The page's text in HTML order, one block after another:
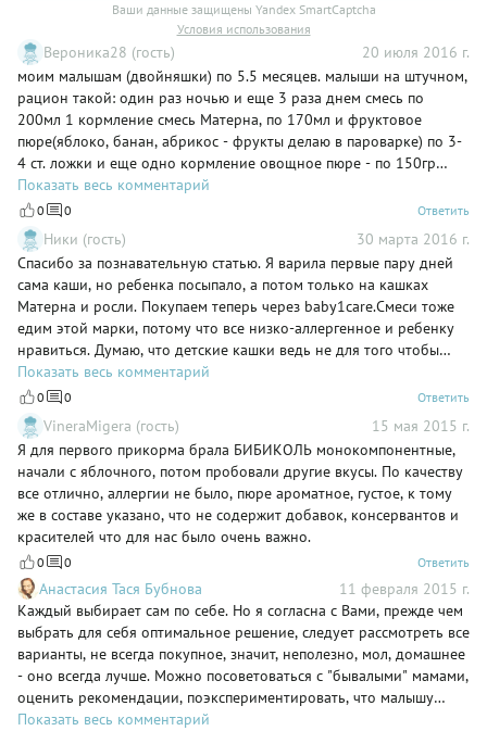
Ваши данные защищены Yandex SmartCaptcha
Условия использования
Вероника28 (гость)
20 июля 2016 г.
моим малышам (двойняшки) по 5.5 месяцев. малыши на штучном,
рацион такой: один раз ночью и еще 3 раза днем смесь по
200мл 1 кормление смесь Матерна, по 170мл и фруктовое
пюре(яблоко, банан, абрикос - фрукты делаю в пароварке) по 3-
4 ст. ложки и еще одно кормление овощное пюре - по 150гр
овощи вареные -даю картофель, брокколи, цветную капусту,
кабачок, морковку и лук (перетирая добавляю половинку чайной
ложки сливочного масла или подсолнечного) и фруктовый
яблочный сок разбавленный с водичкой (одна ложка сока и 5
ложек водички)
Показать весь комментарий
0 0 Ответить
Ники (гость)
30 марта 2016 г.
Спасибо за познавательную статью. Я варила первые пару дней
сама каши, но ребенка посыпало, а потом только на кашках
Матерна и росли. Покупаем теперь через baby1care.Смеси тоже
едим этой марки, потому что все низко-аллергенное и ребенку
нравиться. Думаю, что детские кашки ведь не для того чтобы
время экономить, а все таки ради здоровья малышей.
Показать весь комментарий
0 0 Ответить
VineraMigera (гость)
15 мая 2015 г.
Я для первого прикорма брала БИБИКОЛЬ монокомпонентные,
начали с яблочного, потом пробовали другие вкусы. По качеству
все отлично, аллергии не было, пюре ароматное, густое, к тому
же в составе указано, что не содержит добавок, консервантов и
красителей что для нас было очень важно.
0 0 Ответить
Анастасия Тася Бубнова
11 февраля 2015 г.
Каждый выбирает сам по себе. Но я согласна с Вами, прежде чем
выбрать для себя оптимальное решение, следует рассмотреть все
варианты, не всегда покупное, значит, неполезно, мол, домашнее
- оно всегда лучше. Можно посоветоваться с "бывалыми" мамами,
оценить рекомендации, поэкспериментировать, что малышу
больше нравится - и уже определиться.
Показать весь комментарий